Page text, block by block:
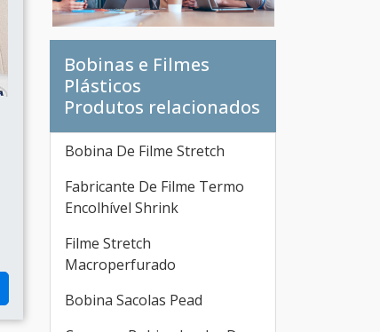
Bobinas e Filmes
Plásticos
Produtos relacionados
Bobina De Filme Stretch
Fabricante De Filme Termo
Encolhível Shrink
Filme Stretch
Macroperfurado
Bobina Sacolas Pead